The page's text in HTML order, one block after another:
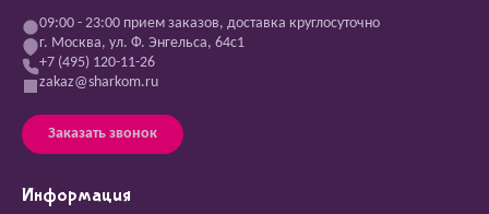
09:00 - 23:00 прием заказов, доставка круглосуточно
г. Москва, ул. Ф. Энгельса, 64с1
+7 (495) 120-11-26
zakaz@sharkom.ru
Заказать звонок
Информация